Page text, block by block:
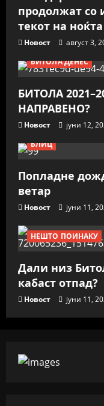
продолжат со
текот на ноќта
Новост август 3,
БИТОЛА ДЕНЕС
БИТОЛА
НАПРАВЕНО?
Новост јуни 12,
БЛИЦ
Попладне
ветар
Новост јуни 11,
НЕШТО ПОИНАКУ
Дали низ
кабаст отпад?
Новост јуни 11,